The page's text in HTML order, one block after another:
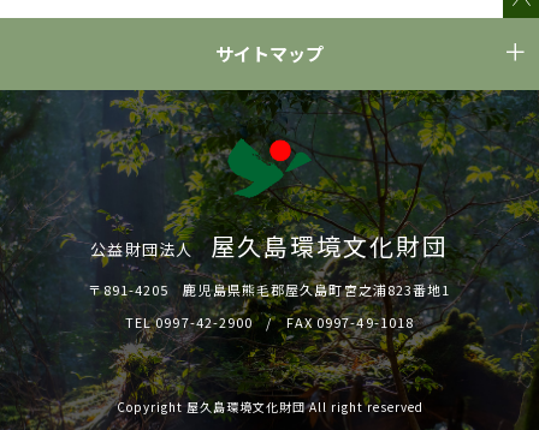
サイトマップ
公益財団法人 屋久島環境文化財団
〒891-4205 鹿児島県熊毛郡屋久島町宮之浦823番地1
TEL 0997-42-2900
FAX 0997-49-1018
Copyright 屋久島環境文化財団 All right reserved